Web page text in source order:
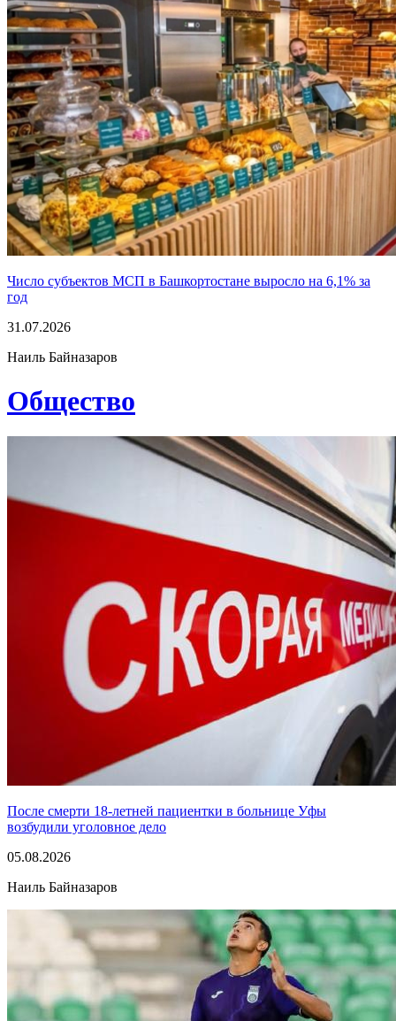
Число субъектов МСП в Башкортостане выросло на 6,1% за
год
31.07.2026
Наиль Байназаров
Общество
После смерти 18-летней пациентки в больнице Уфы
возбудили уголовное дело
05.08.2026
Наиль Байназаров